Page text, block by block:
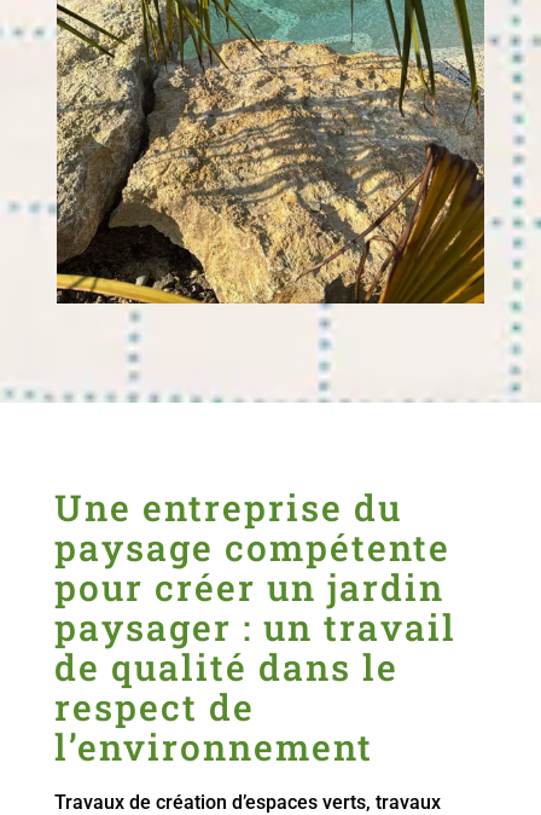
Une entreprise du
paysage compétente
pour créer un jardin
paysager : un travail
de qualité dans le
respect de
l’environnement
Travaux de création d’espaces verts, travaux